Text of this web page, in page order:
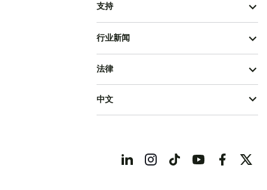
支持
行业新闻
法律
中文